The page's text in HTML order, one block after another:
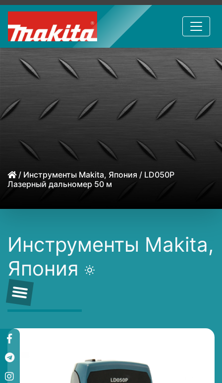
/ Инструменты Makita, Япония / LD050P
Лазерный дальномер 50 м
Инструменты Makita,
Япония